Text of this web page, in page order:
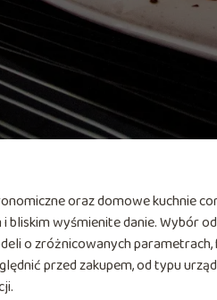
oraz domowe kuchnie
wyśmienite danie. Wybór
o zróżnicowanych
przed zakupem, od typu